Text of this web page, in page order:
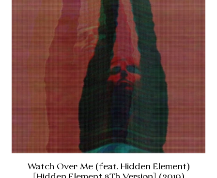
Watch Over Me (feat. Hidden Element)